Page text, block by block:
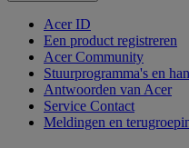
Acer ID
Een product registreren
Acer Community
Stuurprogramma's en
Antwoorden van Acer
Service Contact
Meldingen en